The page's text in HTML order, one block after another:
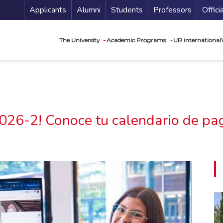
Menu Secundario
Applicants Alumni Students Professors
The University Academic Programs UR international
2! Conoce tu calendario de